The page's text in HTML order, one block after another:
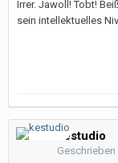
Irrer. Jawoll! Tobt!
sein intellektuelles
kestudio
Geschrieben